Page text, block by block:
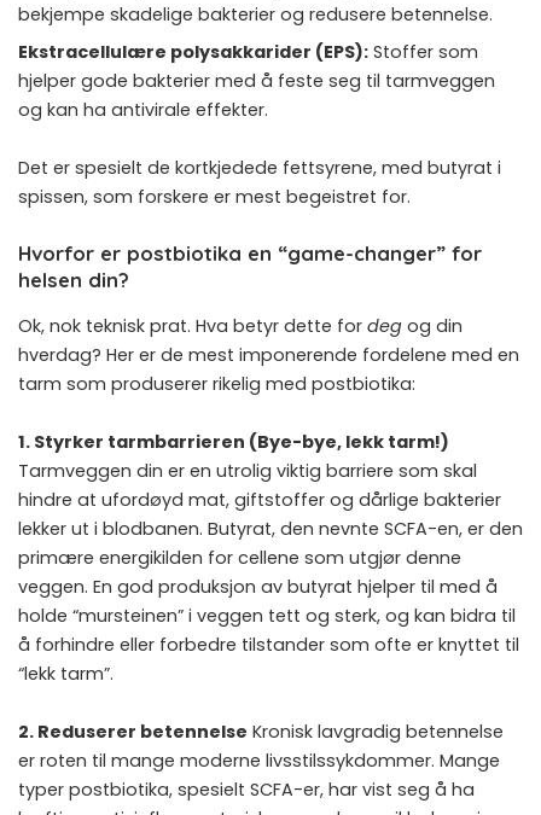
bekjempe skadelige bakterier og redusere betennelse.
Ekstracellulære polysakkarider (EPS): Stoffer som
hjelper gode bakterier med å feste seg til tarmveggen
og kan ha antivirale effekter.
Det er spesielt de kortkjedede fettsyrene, med butyrat i
spissen, som forskere er mest begeistret for.
Hvorfor er postbiotika en “game-changer” for
helsen din?
Ok, nok teknisk prat. Hva betyr dette for deg og din
hverdag? Her er de mest imponerende fordelene med en
tarm som produserer rikelig med postbiotika:
1. Styrker tarmbarrieren (Bye-bye, lekk tarm!)
Tarmveggen din er en utrolig viktig barriere som skal
hindre at ufordøyd mat, giftstoffer og dårlige bakterier
lekker ut i blodbanen. Butyrat, den nevnte SCFA-en, er den
primære energikilden for cellene som utgjør denne
veggen. En god produksjon av butyrat hjelper til med å
holde “mursteinen” i veggen tett og sterk, og kan bidra til
å forhindre eller forbedre tilstander som ofte er knyttet til
“lekk tarm”.
2. Reduserer betennelse Kronisk lavgradig betennelse
er roten til mange moderne livsstilssykdommer. Mange
typer postbiotika, spesielt SCFA-er, har vist seg å ha